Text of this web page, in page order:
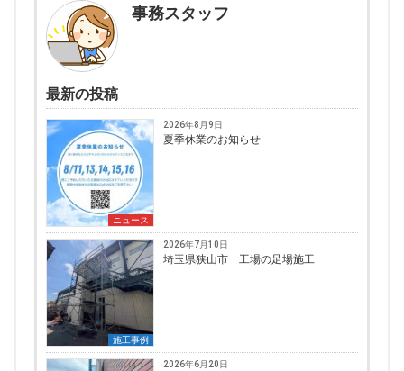
事務スタッフ
最新の投稿
ニュース
2026年8月9日
夏季休業のお知らせ
施工事例
2026年7月10日
埼玉県狭山市 工場の足場施工
2026年6月20日